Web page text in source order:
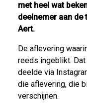
met heel wat
deelnemer aan
Aert.
De aflevering
reeds ingeblikt.
deelde via
die aflevering, die
verschijnen.